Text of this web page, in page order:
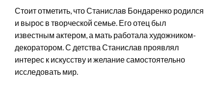
Стоит отметить, что Станислав Бондаренко родился
и вырос в творческой семье. Его отец был
известным актером, а мать работала художником-
декоратором. С детства Станислав проявлял
интерес к искусству и желание самостоятельно
исследовать мир.